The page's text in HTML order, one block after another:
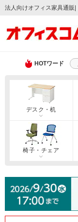
法人向けオフィス家具通販 |
HOTワード
デスク・机
椅子・チェア